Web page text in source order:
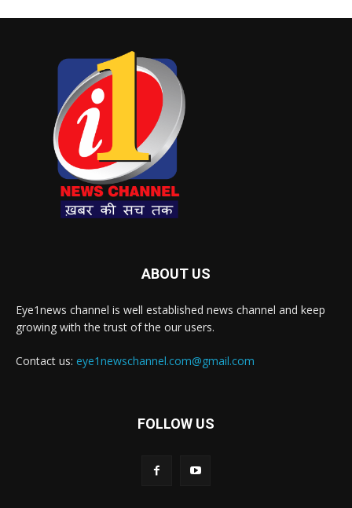
ABOUT US
Eye1news channel is well established news channel and keep
growing with the trust of the our users.
Contact us: eye1newschannel.com@gmail.com
FOLLOW US